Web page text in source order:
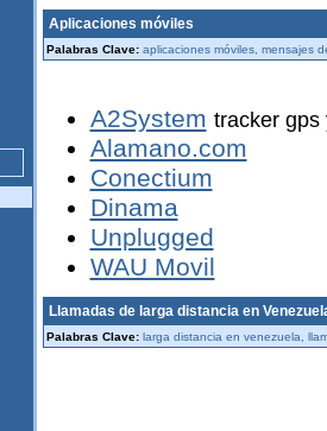
Aplicaciones móviles
Palabras Clave: aplicaciones móviles, mensajes
A2System tracker gps
Alamano.com
Conectium
Dinama
Unplugged
WAU Movil
Llamadas de larga distancia en
Palabras Clave: larga distancia en venezuela,